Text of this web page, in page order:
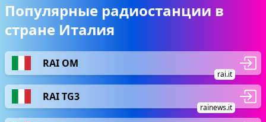
Популярные радиостанции в
стране Италия
RAI OM
rai.it
RAI TG3
rainews.it